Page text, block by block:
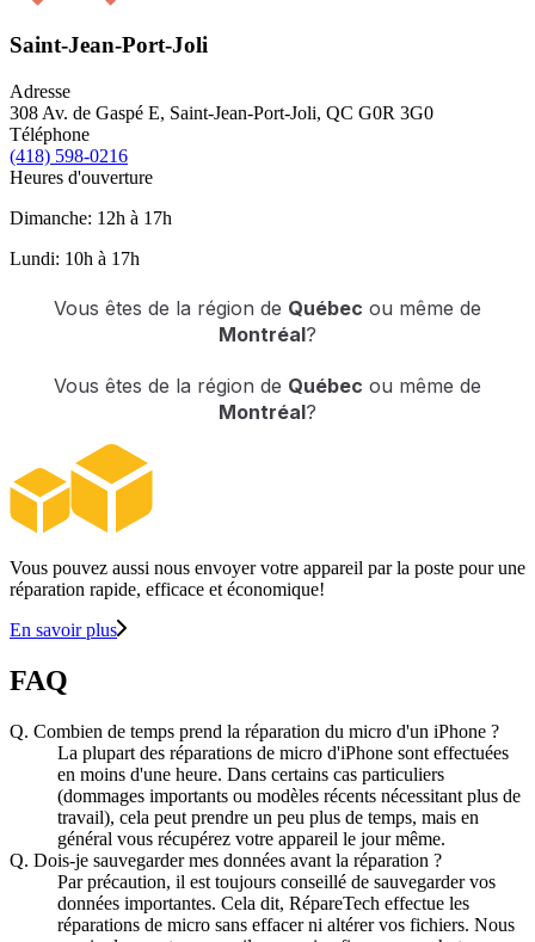
Saint-Jean-Port-Joli
Adresse
308 Av. de Gaspé E, Saint-Jean-Port-Joli, QC G0R 3G0
Téléphone
(418) 598-0216
Heures d'ouverture
Dimanche: 12h à 17h
Lundi: 10h à 17h
Vous êtes de la région de Québec ou même de
Montréal?
Vous êtes de la région de Québec ou même de
Montréal?
Vous pouvez aussi nous envoyer votre appareil par la poste pour une
réparation rapide, efficace et économique!
En savoir plus
FAQ
Q. Combien de temps prend la réparation du micro d'un iPhone ?
La plupart des réparations de micro d'iPhone sont effectuées
en moins d'une heure. Dans certains cas particuliers
(dommages importants ou modèles récents nécessitant plus de
travail), cela peut prendre un peu plus de temps, mais en
général vous récupérez votre appareil le jour même.
Q. Dois-je sauvegarder mes données avant la réparation ?
Par précaution, il est toujours conseillé de sauvegarder vos
données importantes. Cela dit, RépareTech effectue les
réparations de micro sans effacer ni altérer vos fichiers. Nous